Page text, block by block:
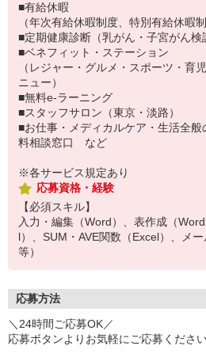
■有給休暇
（年次有給休暇制度、特別有給休暇制
■定期健康診断（乳がん・子宮がん検
■ベネフィット・ステーション
（レジャー・グルメ・スポーツ・育
ニュー）
■無料e-ラーニング
■スタッフサロン（東京・淡路）
■お仕事・メディカルケア・生活全
料相談窓口 など
※各サービス規定あり
応募資格・経験
【必須スキル】
入力・編集（Word）、表作成（
l）、SUM・AVE関数（Excel）、メ
等）
応募方法
＼24時間ご応募OK／
応募ボタンよりお気軽にご応募くださ